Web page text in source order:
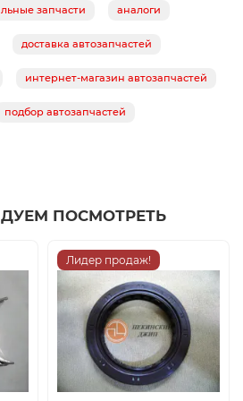
запчасти аналоги
доставка автозапчастей
интернет-магазин автозапчастей
подбор автозапчастей
ПОСМОТРЕТЬ
Лидер продаж!